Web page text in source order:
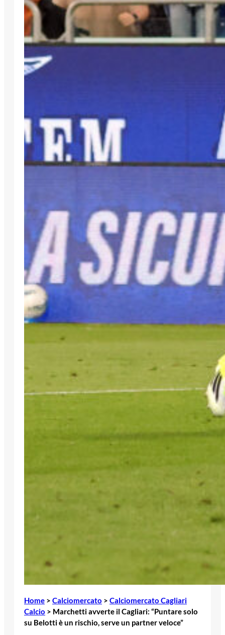
Home > Calciomercato > Calciomercato Cagliari
Calcio > Marchetti avverte il Cagliari: “Puntare solo
su Belotti è un rischio, serve un partner veloce”